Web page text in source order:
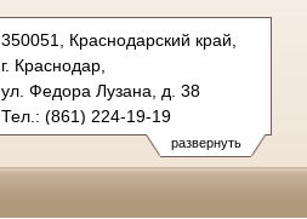
развернуть
350051, Краснодарский край,
г. Краснодар,
ул. Федора Лузана, д. 38
Тел.: (861) 224-19-19
krasnodar-leninsky.krd@sudrf.ru